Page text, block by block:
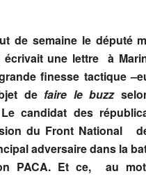
de semaine le député
écrivait une lettre à
finesse tactique
de faire le buzz
candidat des
du Front National
adversaire dans la
PACA. Et ce, au